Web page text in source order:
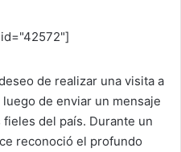
de realizar una visita a
de enviar un mensaje
del país. Durante un
reconoció el profundo